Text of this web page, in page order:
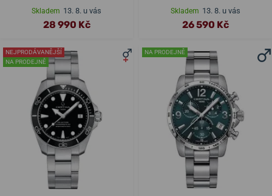
Skladem 13. 8. u vás
28 990 Kč
Skladem 13. 8. u vás
26 590 Kč
NEJPRODÁVANĚJŠÍ
NA PRODEJNĚ
NA PRODEJNĚ